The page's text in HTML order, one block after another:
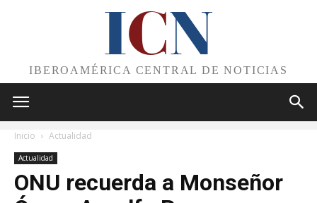
ICN
IBEROAMÉRICA CENTRAL DE NOTICIAS
Inicio Actualidad
Actualidad
ONU recuerda a Monseñor